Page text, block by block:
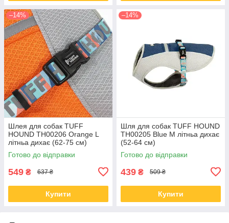
–14%
Шлея для собак TUFF
HOUND TH00206 Orange L
літньа дихає (62-75 см)
Готово до відправки
549 ₴ 637 ₴
Купити
–14%
Шля для собак TUFF HOUND
TH00205 Blue M літньа дихає
(52-64 см)
Готово до відправки
439 ₴ 509 ₴
Купити